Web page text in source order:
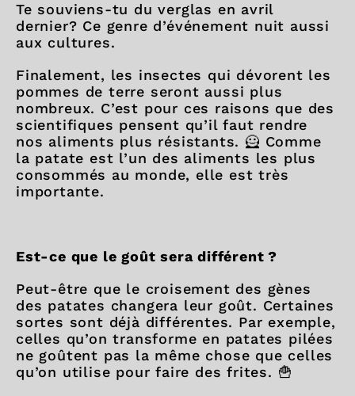
Te souviens-tu du verglas en avril
dernier? Ce genre d’événement nuit aussi
aux cultures.
Finalement, les insectes qui dévorent les
pommes de terre seront aussi plus
nombreux. C’est pour ces raisons que des
scientifiques pensent qu’il faut rendre
nos aliments plus résistants. 🦸 Comme
la patate est l’un des aliments les plus
consommés au monde, elle est très
importante.
Est-ce que le goût sera différent ?
Peut-être que le croisement des gènes
des patates changera leur goût. Certaines
sortes sont déjà différentes. Par exemple,
celles qu’on transforme en patates pilées
ne goûtent pas la même chose que celles
qu’on utilise pour faire des frites. 🍟